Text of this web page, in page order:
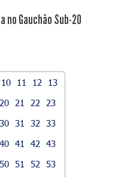
no Gauchão Sub-20
10 11 12
13
20 21 22
23
30 31 32
33
40 41 42
43
50 51 52
53